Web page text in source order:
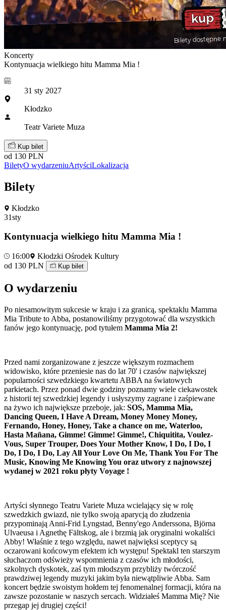
Koncerty
Kontynuacja wielkiego hitu Mamma Mia !
31 sty 2027
Kłodzko
Teatr Variete Muza
Kup bilet
od 130 PLN
BiletyO wydarzeniuArtyściLokalizacja
Bilety
Kłodzko
31sty
Kontynuacja wielkiego hitu Mamma Mia !
16:00
Kłodzki Ośrodek Kultury
od 130 PLN
Kup bilet
O wydarzeniu
Po niesamowitym sukcesie w kraju i za granicą, spektaklu Mamma
Mia Tribute to Abba, postanowiliśmy przygotować dla wszystkich
fanów jego kontynuację, pod tytułem Mamma Mia 2!
Przed nami zorganizowane z jeszcze większym rozmachem
widowisko, które przeniesie nas do lat 70' i czasów największej
popularności szwedzkiego kwartetu ABBA na światowych
parkietach. Przez ponad dwie godziny poznamy wiele ciekawostek
z historii tej szwedzkiej legendy i usłyszymy zagrane i zaśpiewane
na żywo ich największe przeboje, jak: SOS, Mamma Mia,
Dancing Queen, I Have A Dream, Money Money Money,
Fernando, Honey, Honey, Take a chance on me, Waterloo,
Hasta Mañana, Gimme! Gimme! Gimme!, Chiquitita, Voulez-
Vous, Super Trouper, Does Your Mother Know, I Do, I Do, I
Do, I Do, I Do, Lay All Your Love On Me, Thank You For The
Music, Knowing Me Knowing You oraz utwory z najnowszej
wydanej w 2021 roku płyty Voyage !
Artyści słynnego Teatru Variete Muza wcielający się w rolę
szwedzkich gwiazd, nie tylko swoją aparycją do złudzenia
przypominają Anni-Frid Lyngstad, Benny'ego Anderssona, Björna
Ulvaeusa i Agnethę Fältskog, ale i brzmią jak oryginalni wokaliści
Abby! Właśnie z tego względu, nawet najwięksi sceptycy są
oczarowani końcowym efektem ich występu! Spektakl ten starszym
słuchaczom odświeży wspomnienia z czasów ich młodości,
szkolnych dyskotek, zaś tym młodszym przybliży twórczość
prawdziwej legendy muzyki jakim była niewątpliwie Abba. Sam
koncert będzie swoistym hołdem tej fenomenalnej formacji, która na
zawsze pozostanie w naszych sercach. Widziałeś Mamma Mię? Nie
przegap jej drugiej części!